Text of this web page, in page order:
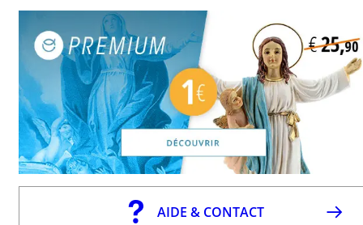
AIDE & CONTACT